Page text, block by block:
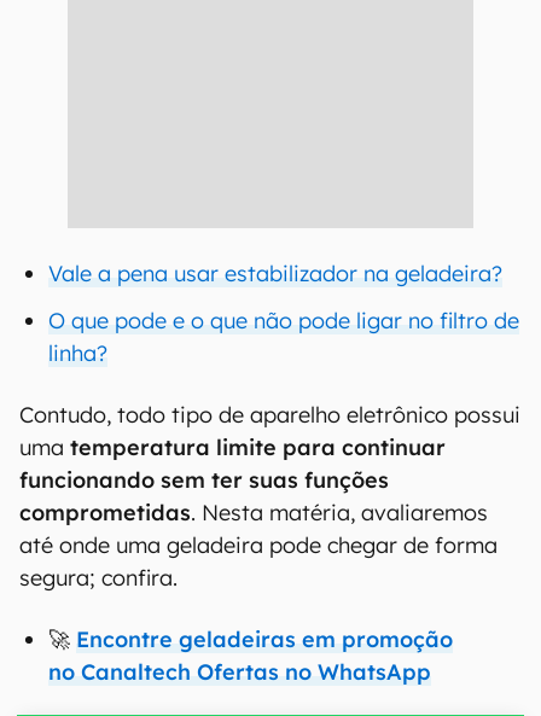
Vale a pena usar estabilizador na geladeira?
O que pode e o que não pode ligar no filtro de
linha?
Contudo, todo tipo de aparelho eletrônico possui
uma temperatura limite para continuar
funcionando sem ter suas funções
comprometidas. Nesta matéria, avaliaremos
até onde uma geladeira pode chegar de forma
segura; confira.
🚀 Encontre geladeiras em promoção
no Canaltech Ofertas no WhatsApp